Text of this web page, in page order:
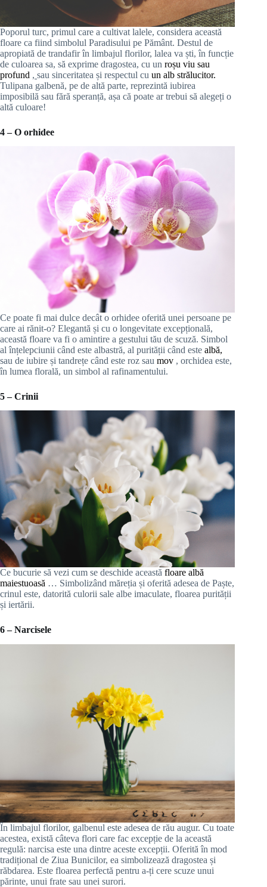
Poporul turc, primul care a cultivat lalele, considera această
floare ca fiind simbolul Paradisului pe Pământ. Destul de
apropiată de trandafir în limbajul florilor, lalea va ști, în funcție
de culoarea sa, să exprime dragostea, cu un roșu viu sau
profund , sau sinceritatea și respectul cu un alb strălucitor.
Tulipana galbenă, pe de altă parte, reprezintă iubirea
imposibilă sau fără speranță, așa că poate ar trebui să alegeți o
altă culoare!
4 – O orhidee
Ce poate fi mai dulce decât o orhidee oferită unei persoane pe
care ai rănit-o? Elegantă și cu o longevitate excepțională,
această floare va fi o amintire a gestului tău de scuză. Simbol
al înțelepciunii când este albastră, al purității când este albă,
sau de iubire și tandrețe când este roz sau mov , orchidea este,
în lumea florală, un simbol al rafinamentului.
5 – Crinii
Ce bucurie să vezi cum se deschide această floare albă
maiestuoasă … Simbolizând măreția și oferită adesea de Paște,
crinul este, datorită culorii sale albe imaculate, floarea purității
și iertării.
6 – Narcisele
În limbajul florilor, galbenul este adesea de rău augur. Cu toate
acestea, există câteva flori care fac excepție de la această
regulă: narcisa este una dintre aceste excepții. Oferită în mod
tradițional de Ziua Bunicilor, ea simbolizează dragostea și
răbdarea. Este floarea perfectă pentru a-ți cere scuze unui
părinte, unui frate sau unei surori.